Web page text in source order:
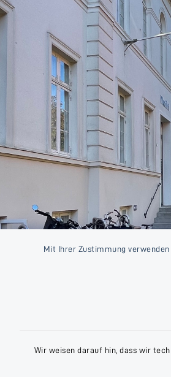
Mit Ihrer Zustimmung
Wir weisen darauf hin, dass wir